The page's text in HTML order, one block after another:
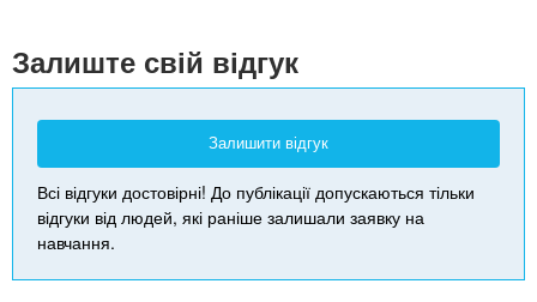
Залиште свій відгук
Залишити відгук
Всі відгуки достовірні! До публікації допускаються тільки
відгуки від людей, які раніше залишали заявку на
навчання.